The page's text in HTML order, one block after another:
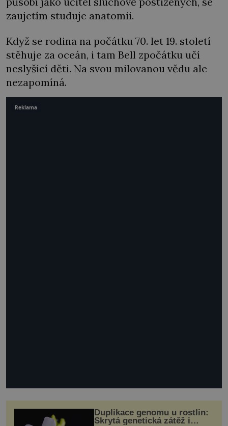
zaujetím studuje anatomii.
Když se rodina na počátku 70. let 19. století
stěhuje za oceán, i tam Bell zpočátku učí
neslyšící děti. Na svou milovanou vědu ale
nezapomíná.
Duplikace genomu u rostlin:
Skrytá genetická zátěž i
Reklama